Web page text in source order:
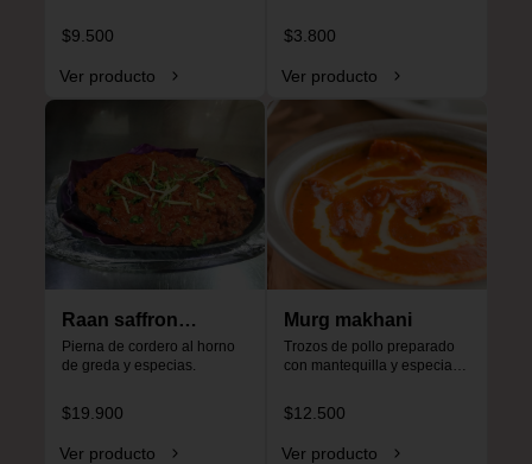
$9.500
Ver producto
$3.800
Ver producto
Raan saffron
special
Pierna de cordero al horno
de greda y especias.
$19.900
Ver producto
Murg makhani
Trozos de pollo preparado
con mantequilla y especias,
picante.
$12.500
Ver producto